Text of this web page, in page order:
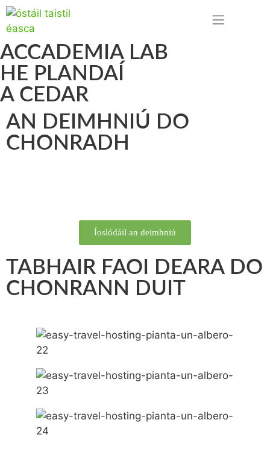
ACCADEMIA LAB
HE PLANDAÍ
A CEDAR
AN DEIMHNIÚ DO
CHONRADH
Íoslódáil an deimhniú
TABHAIR FAOI DEARA DO
CHONRANN DUIT